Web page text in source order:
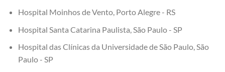
Hospital Moinhos de Vento, Porto Alegre - RS
Hospital Santa Catarina Paulista, São Paulo - SP
Hospital das Clínicas da Universidade de São Paulo, São
Paulo - SP